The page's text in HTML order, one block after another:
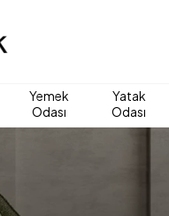
Yemek
Odası
Yatak
Odası